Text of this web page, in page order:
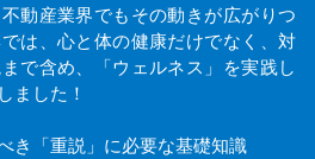
動産業界でもその動きが広がりつ
は、心と体の健康だけでなく、対
で含め、「ウェルネス」を実践し
ました！
き「重説」に必要な基礎知識